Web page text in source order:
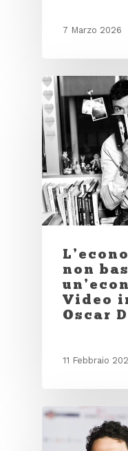
7 Marzo 2026
non
Video
Oscar
11 Febbraio